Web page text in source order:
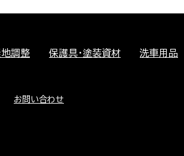
調整 保護具・塗装資材 洗車用品
お問い合わせ